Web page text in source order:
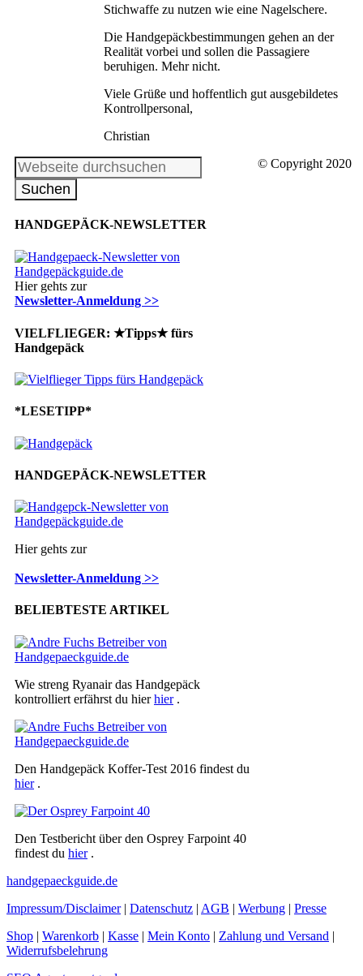
Stichwaffe zu nutzen wie eine Nagelschere.
Die Handgepäckbestimmungen gehen an der
Realität vorbei und sollen die Passagiere
beruhigen. Mehr nicht.
Viele Grüße und hoffentlich gut ausgebildetes
Kontrollpersonal,
Christian
HANDGEPÄCK-NEWSLETTER
Hier gehts zur
Newsletter-Anmeldung >>
VIELFLIEGER: ★Tipps★ fürs
Handgepäck
*LESETIPP*
HANDGEPÄCK-NEWSLETTER
Hier gehts zur
Newsletter-Anmeldung >>
BELIEBTESTE ARTIKEL
Wie streng Ryanair das Handgepäck
kontrolliert erfährst du hierhier.
Den Handgepäck Koffer-Test 2016 findest du
hier.
Den Testbericht über den Osprey Farpoint 40
findest du hier.
© Copyright 2020
handgepaeckguide.de
Impressum/Disclaimer| Datenschutz | AGB | Werbung | Presse
Shop | Warenkorb | Kasse | Mein Konto | Zahlung und Versand |
Widerrufsbelehrung